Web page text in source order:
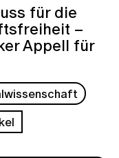
für die
–
Appell für